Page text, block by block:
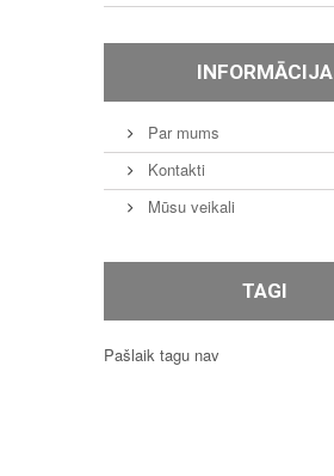
INFORMĀCIJA
Par mums
Kontakti
Mūsu veikali
TAGI
Pašlaik tagu nav